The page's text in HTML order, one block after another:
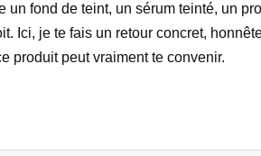
un fond de teint, un sérum teinté, un
Ici, je te fais un retour concret,
produit peut vraiment te convenir.